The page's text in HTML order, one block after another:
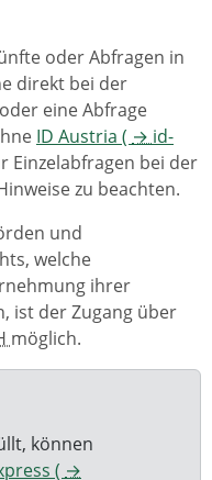
oder Abfragen in
direkt bei der
eine Abfrage
ID Austria ( → id-
Einzelabfragen bei der
zu beachten.
und
welche
ihrer
ist der Zugang über
möglich.
können
( →